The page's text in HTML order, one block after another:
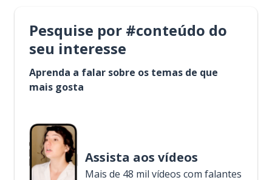
Pesquise por #conteúdo do
seu interesse
Aprenda a falar sobre os temas de que
mais gosta
Assista aos vídeos
Mais de 48 mil vídeos com falantes